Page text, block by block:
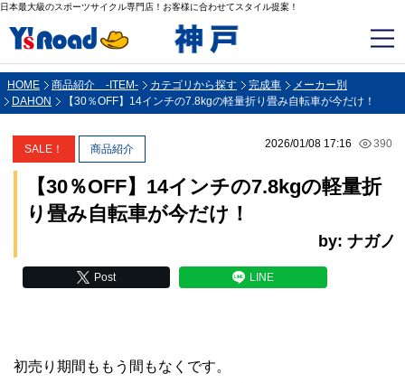
日本最大級のスポーツサイクル専門店！お客様に合わせてスタイル提案！
HOME 商品紹介 -ITEM- カテゴリから探す 完成車
メーカー別
DAHON
【30％OFF】14インチの7.8kgの軽量折り畳み自転車が今だけ！
2026/01/08 17:16 390
SALE！ 商品紹介
【30％OFF】14インチの7.8kgの軽量折
り畳み自転車が今だけ！
by: ナガノ
Post LINE
初売り期間ももう間もなくです。